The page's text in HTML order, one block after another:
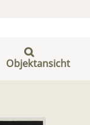
Objektansicht